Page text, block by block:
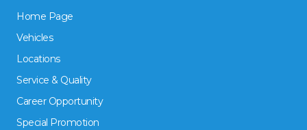
Home Page
Vehicles
Locations
Service & Quality
Career Opportunity
Special Promotion